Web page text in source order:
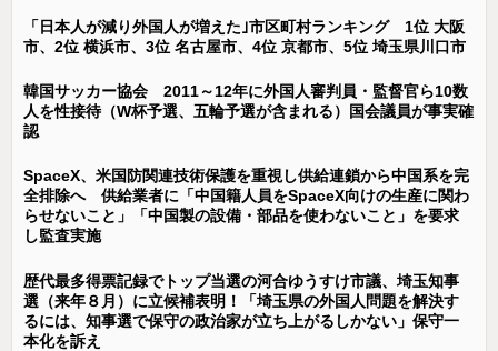
「日本人が減り外国人が増えた｣市区町村ランキング 1位 大阪
市、2位 横浜市、3位 名古屋市、4位 京都市、5位 埼玉県川口市
韓国サッカー協会 2011～12年に外国人審判員・監督官ら10数
人を性接待（W杯予選、五輪予選が含まれる）国会議員が事実確
認
SpaceX、米国防関連技術保護を重視し供給連鎖から中国系を完
全排除へ 供給業者に「中国籍人員をSpaceX向けの生産に関わ
らせないこと」「中国製の設備・部品を使わないこと」を要求
し監査実施
歴代最多得票記録でトップ当選の河合ゆうすけ市議、埼玉知事
選（来年８月）に立候補表明！「埼玉県の外国人問題を解決す
るには、知事選で保守の政治家が立ち上がるしかない」保守一
本化を訴え